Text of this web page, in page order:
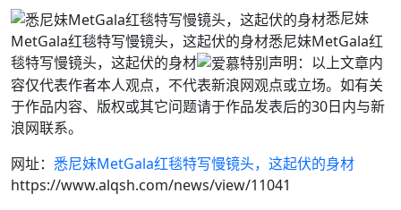
悉尼妹
MetGala红毯特写慢镜头，这起伏的身材悉尼妹MetGala红
毯特写慢镜头，这起伏的身材
特别声明：以上文章内
容仅代表作者本人观点，不代表新浪网观点或立场。如有关
于作品内容、版权或其它问题请于作品发表后的30日内与新
浪网联系。
网址： 悉尼妹MetGala红毯特写慢镜头，这起伏的身材
https://www.alqsh.com/news/view/11041